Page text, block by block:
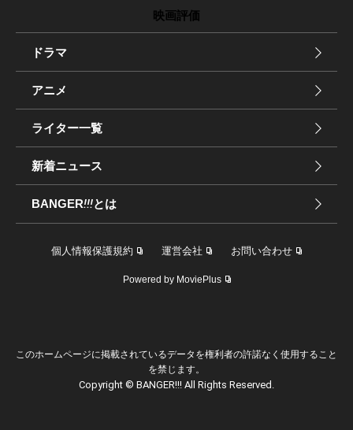
映画評価
ドラマ
アニメ
ライター一覧
新着ニュース
BANGER!!!とは
個人情報保護規約 運営会社 お問い合わせ
Powered by MoviePlus
このホームページに掲載されているデータを権利者の許諾なく使用すること
を禁じます。
Copyright © BANGER!!! All Rights Reserved.